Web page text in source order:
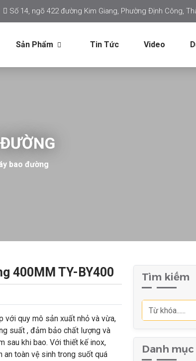
Số 14, ngõ 422 đường Kim Giang, Phường Định Công,
Sản Phẩm Tin Tức Video
bao đường
400MM TY-BY400
với quy mô sản xuất nhỏ và vừa,
suất , đảm bảo chất lượng và
sau khi bao. Với thiết kế inox,
an toàn vệ sinh trong suốt quá
Tìm kiếm
Danh mục